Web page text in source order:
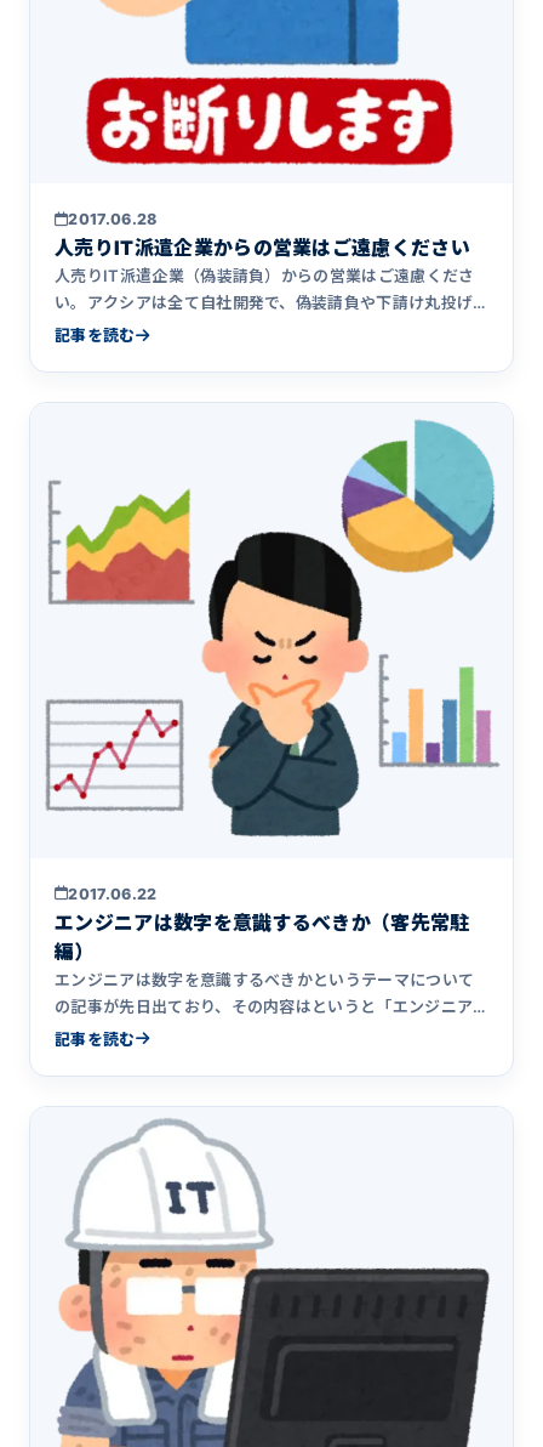
2017.06.28
人売りIT派遣企業からの営業はご遠慮ください
人売りIT派遣企業（偽装請負）からの営業はご遠慮くださ
い。アクシアは全て自社開発で、偽装請負や下請け丸投げ
は行っていません。批判しているのは準委任・SESという契
記事を読む
2017.06.22
エンジニアは数字を意識するべきか（客先常駐
編）
エンジニアは数字を意識するべきかというテーマについて
の記事が先日出ており、その内容はというと「エンジニア
に数字を意識させ&hellip;
記事を読む